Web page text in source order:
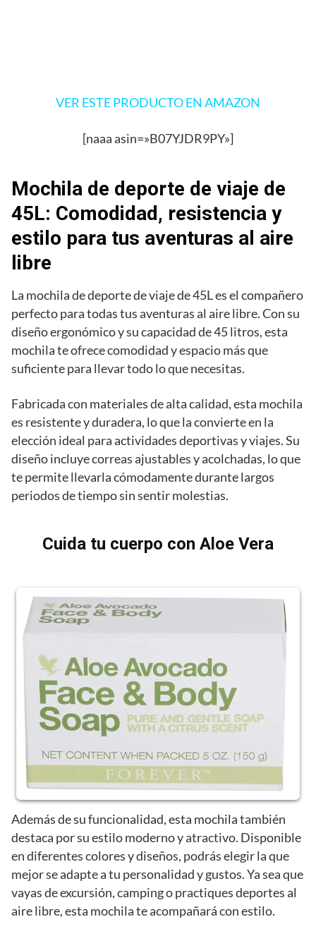
VER ESTE PRODUCTO EN AMAZON
[naaa asin=»B07YJDR9PY»]
Mochila de deporte de viaje de
45L: Comodidad, resistencia y
estilo para tus aventuras al aire
libre
La mochila de deporte de viaje de 45L es el compañero
perfecto para todas tus aventuras al aire libre. Con su
diseño ergonómico y su capacidad de 45 litros, esta
mochila te ofrece comodidad y espacio más que
suficiente para llevar todo lo que necesitas.
Fabricada con materiales de alta calidad, esta mochila
es resistente y duradera, lo que la convierte en la
elección ideal para actividades deportivas y viajes. Su
diseño incluye correas ajustables y acolchadas, lo que
te permite llevarla cómodamente durante largos
periodos de tiempo sin sentir molestias.
Cuida tu cuerpo con Aloe Vera
Además de su funcionalidad, esta mochila también
destaca por su estilo moderno y atractivo. Disponible
en diferentes colores y diseños, podrás elegir la que
mejor se adapte a tu personalidad y gustos. Ya sea que
vayas de excursión, camping o practiques deportes al
aire libre, esta mochila te acompañará con estilo.